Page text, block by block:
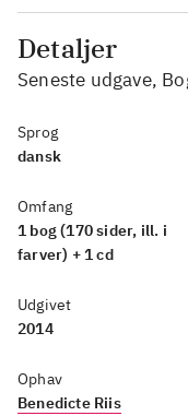
Detaljer
Seneste udgave,
Sprog
dansk
Omfang
1 bog (170 sider, ill. i
farver) + 1 cd
Udgivet
2014
Ophav
Benedicte Riis